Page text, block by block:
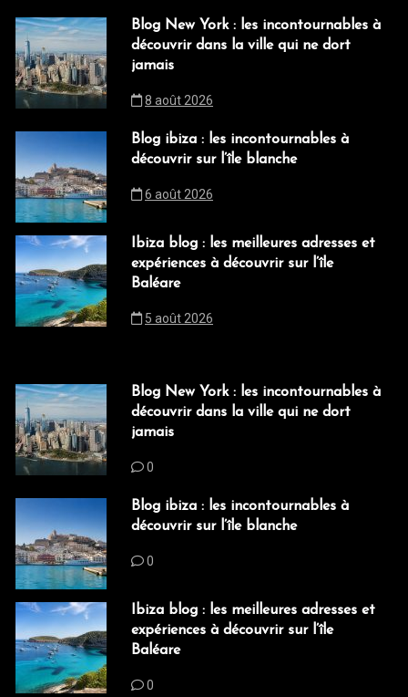
Blog New York : les incontournables à
découvrir dans la ville qui ne dort
jamais
8 août 2026
Blog ibiza : les incontournables à
découvrir sur l’île blanche
6 août 2026
Ibiza blog : les meilleures adresses et
expériences à découvrir sur l’île
Baléare
5 août 2026
Blog New York : les incontournables à
découvrir dans la ville qui ne dort
jamais
0
Blog ibiza : les incontournables à
découvrir sur l’île blanche
0
Ibiza blog : les meilleures adresses et
expériences à découvrir sur l’île
Baléare
0